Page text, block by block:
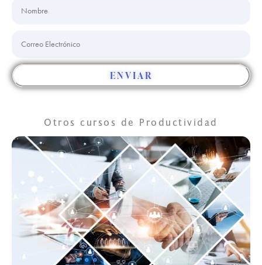
Electrónico
ENVIAR
Otros cursos de Productividad